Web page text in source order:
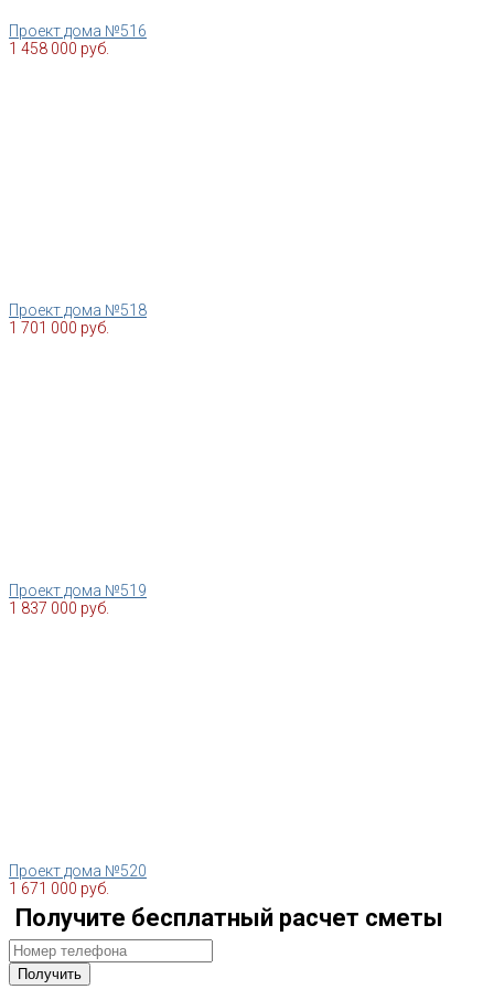
Проект дома №516
1 458 000 руб.
Проект дома №518
1 701 000 руб.
Проект дома №519
1 837 000 руб.
Проект дома №520
1 671 000 руб.
Получите бесплатный расчет сметы